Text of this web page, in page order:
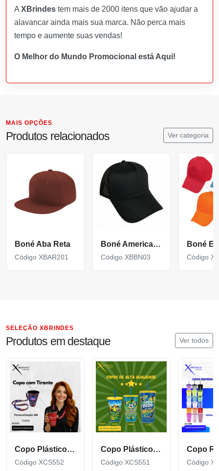
A XBrindes tem mais de 2000 itens que vão ajudar a
alavancar ainda mais sua marca. Não perca mais
tempo e aumente suas vendas!
O Melhor do Mundo Promocional está Aqui!
MAIS OPÇÕES
Produtos relacionados Ver categoria
Boné Aba Reta
Código XBAR201
Boné Americano
Código XBBN03
Boné
Código
SELEÇÃO XBRINDES
Produtos em destaque Ver todos
Copo Plástico de 550 ML com Tirante Personalizado XCS552
Código XCS552
Copo Plástico personalizado In Mold Label 360 XCS551
Código XCS551 Código